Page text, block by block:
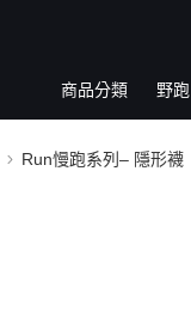
商品分類 野
Run慢跑系列– 隱形襪